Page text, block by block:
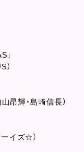
」
）
昂輝・島﨑信長）
イズ☆）